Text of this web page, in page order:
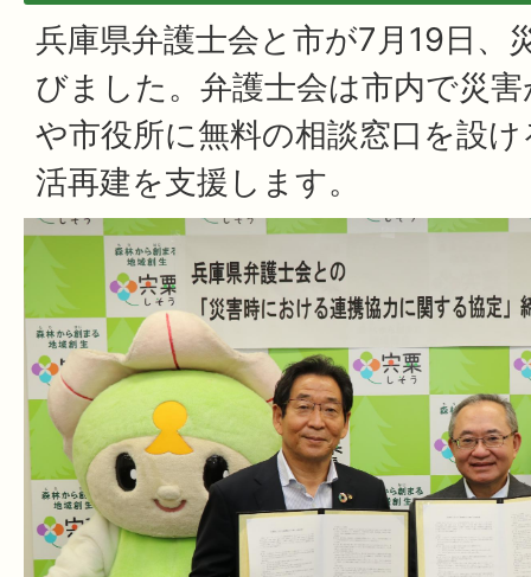
兵庫県弁護士会と市が7月19日、
びました。弁護士会は市内で災
や市役所に無料の相談窓口を設
活再建を支援します。